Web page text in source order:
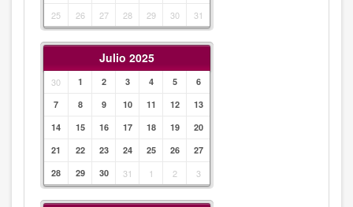
25
26 27 28 29 30 31
Julio 2025
30 1 2 3 4 5
6
7
8 9 10 11 12
13
14
15 16 17 18 19
20
21
22 23 24 25 26
27
28
29 30 31 1 2 3